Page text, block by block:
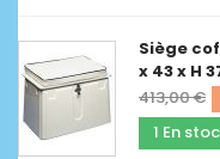
Siège
x 43 x H
413,00 €
1 En